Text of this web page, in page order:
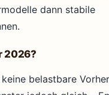
dann stabile
2026?
belastbare